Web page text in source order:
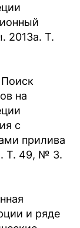
2013а. Т.
на
с
прилива
Т. 49, № 3.
и ряде